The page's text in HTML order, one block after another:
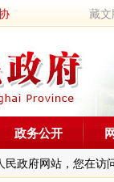
藏文
政府网站，您在访
政务公开